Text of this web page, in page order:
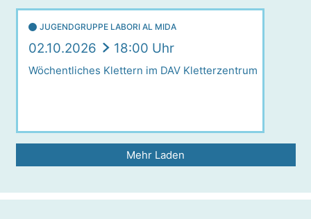
JUGENDGRUPPE LABORI AL MIDA
02.10.2026 18:00 Uhr
Wöchentliches Klettern im DAV Kletterzentrum
Mehr Laden